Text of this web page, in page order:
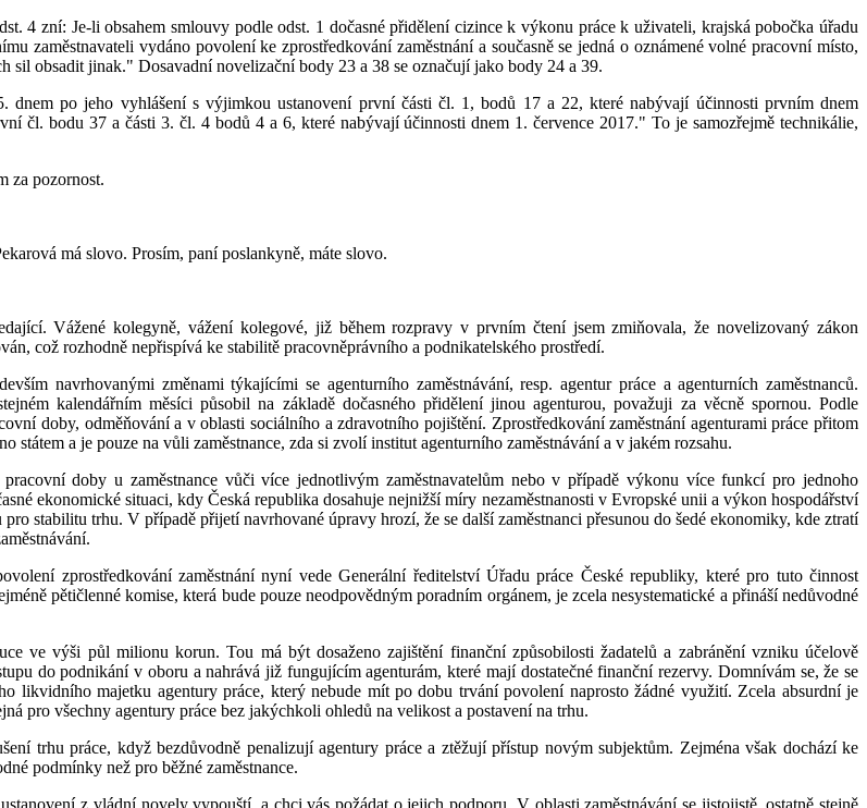
4 zní: Je-li obsahem smlouvy podle odst. 1 dočasné přidělení cizince k výkonu práce k uživateli, krajská pobočka úřadu
zaměstnavateli vydáno povolení ke zprostředkování zaměstnání a současně se jedná o oznámené volné pracovní místo,
sil obsadit jinak." Dosavadní novelizační body 23 a 38 se označují jako body 24 a 39.
dnem po jeho vyhlášení s výjimkou ustanovení první části čl. 1, bodů 17 a 22, které nabývají účinnosti prvním dnem
čl. bodu 37 a části 3. čl. 4 bodů 4 a 6, které nabývají účinnosti dnem 1. července 2017." To je samozřejmě technikálie,
za pozornost.
má slovo. Prosím, paní poslankyně, máte slovo.
Vážené kolegyně, vážení kolegové, již během rozpravy v prvním čtení jsem zmiňovala, že novelizovaný zákon
což rozhodně nepřispívá ke stabilitě pracovněprávního a podnikatelského prostředí.
navrhovanými změnami týkajícími se agenturního zaměstnávání, resp. agentur práce a agenturních zaměstnanců.
kalendářním měsíci působil na základě dočasného přidělení jinou agenturou, považuji za věcně spornou. Podle
doby, odměňování a v oblasti sociálního a zdravotního pojištění. Zprostředkování zaměstnání agenturami práce přitom
státem a je pouze na vůli zaměstnance, zda si zvolí institut agenturního zaměstnávání a v jakém rozsahu.
doby u zaměstnance vůči více jednotlivým zaměstnavatelům nebo v případě výkonu více funkcí pro jednoho
ekonomické situaci, kdy Česká republika dosahuje nejnižší míry nezaměstnanosti v Evropské unii a výkon hospodářství
stabilitu trhu. V případě přijetí navrhované úpravy hrozí, že se další zaměstnanci přesunou do šedé ekonomiky, kde ztratí
zprostředkování zaměstnání nyní vede Generální ředitelství Úřadu práce České republiky, které pro tuto činnost
pětičlenné komise, která bude pouze neodpovědným poradním orgánem, je zcela nesystematické a přináší nedůvodné
ve výši půl milionu korun. Tou má být dosaženo zajištění finanční způsobilosti žadatelů a zabránění vzniku účelově
do podnikání v oboru a nahrává již fungujícím agenturám, které mají dostatečné finanční rezervy. Domnívám se, že se
likvidního majetku agentury práce, který nebude mít po dobu trvání povolení naprosto žádné využití. Zcela absurdní je
pro všechny agentury práce bez jakýchkoli ohledů na velikost a postavení na trhu.
trhu práce, když bezdůvodně penalizují agentury práce a ztěžují přístup novým subjektům. Zejména však dochází ke
podmínky než pro běžné zaměstnance.
z vládní novely vypouští, a chci vás požádat o jejich podporu. V oblasti zaměstnávání se jistojistě, ostatně stejně